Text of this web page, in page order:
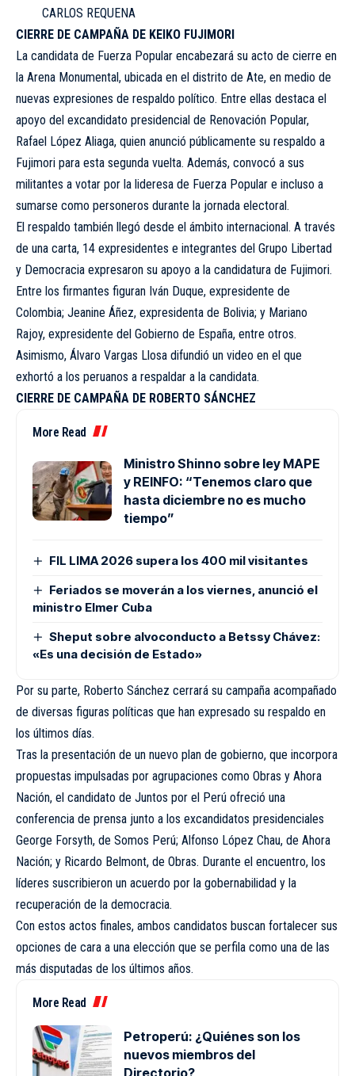
CARLOS REQUENA
CIERRE DE CAMPAÑA DE KEIKO FUJIMORI
La candidata de Fuerza Popular encabezará su acto de cierre en
la Arena Monumental, ubicada en el distrito de Ate, en medio de
nuevas expresiones de respaldo político. Entre ellas destaca el
apoyo del excandidato presidencial de Renovación Popular,
Rafael López Aliaga, quien anunció públicamente su respaldo a
Fujimori para esta segunda vuelta. Además, convocó a sus
militantes a votar por la lideresa de Fuerza Popular e incluso a
sumarse como personeros durante la jornada electoral.
El respaldo también llegó desde el ámbito internacional. A través
de una carta, 14 expresidentes e integrantes del Grupo Libertad
y Democracia expresaron su apoyo a la candidatura de Fujimori.
Entre los firmantes figuran Iván Duque, expresidente de
Colombia; Jeanine Áñez, expresidenta de Bolivia; y Mariano
Rajoy, expresidente del Gobierno de España, entre otros.
Asimismo, Álvaro Vargas Llosa difundió un video en el que
exhortó a los peruanos a respaldar a la candidata.
CIERRE DE CAMPAÑA DE ROBERTO SÁNCHEZ
More Read
Ministro Shinno sobre ley MAPE
y REINFO: “Tenemos claro que
hasta diciembre no es mucho
tiempo”
FIL LIMA 2026 supera los 400 mil visitantes
Feriados se moverán a los viernes, anunció el
ministro Elmer Cuba
Sheput sobre alvoconducto a Betssy Chávez:
«Es una decisión de Estado»
Por su parte, Roberto Sánchez cerrará su campaña acompañado
de diversas figuras políticas que han expresado su respaldo en
los últimos días.
Tras la presentación de un nuevo plan de gobierno, que incorpora
propuestas impulsadas por agrupaciones como Obras y Ahora
Nación, el candidato de Juntos por el Perú ofreció una
conferencia de prensa junto a los excandidatos presidenciales
George Forsyth, de Somos Perú; Alfonso López Chau, de Ahora
Nación; y Ricardo Belmont, de Obras. Durante el encuentro, los
líderes suscribieron un acuerdo por la gobernabilidad y la
recuperación de la democracia.
Con estos actos finales, ambos candidatos buscan fortalecer sus
opciones de cara a una elección que se perfila como una de las
más disputadas de los últimos años.
More Read
Petroperú: ¿Quiénes son los
nuevos miembros del
Directorio?